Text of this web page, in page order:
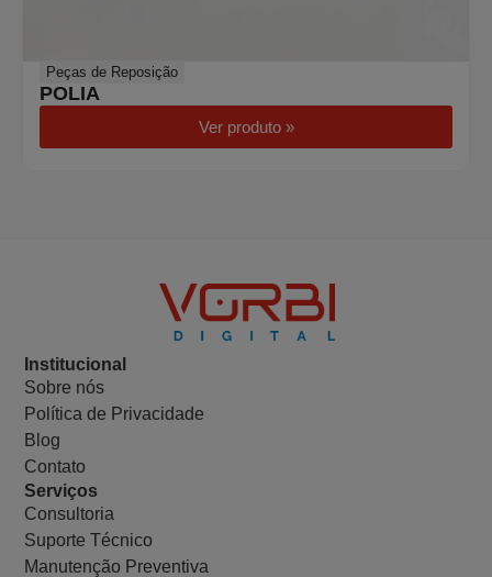
Peças de Reposição
POLIA
Ver produto »
Institucional
Sobre nós
Política de Privacidade
Blog
Contato
Serviços
Consultoria
Suporte Técnico
Manutenção Preventiva